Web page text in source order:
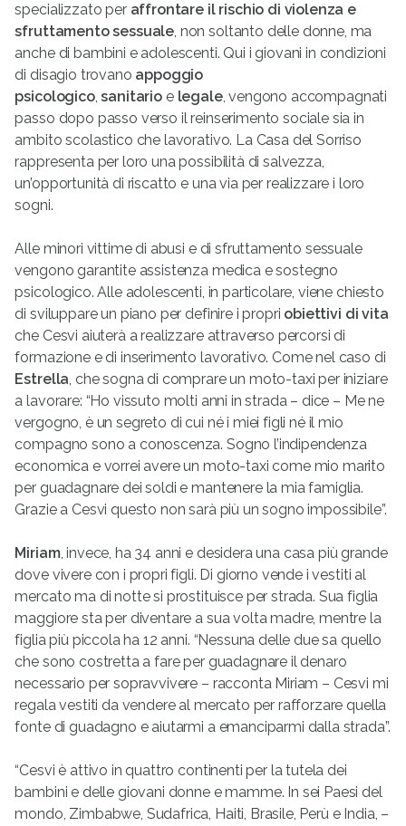
specializzato per affrontare il rischio di violenza e
sfruttamento sessuale, non soltanto delle donne, ma
anche di bambini e adolescenti. Qui i giovani in condizioni
di disagio trovano appoggio
psicologico,sanitarioe legale, vengono accompagnati
passo dopo passo verso il reinserimento sociale sia in
ambito scolastico che lavorativo. La Casa del Sorriso
rappresenta per loro una possibilità di salvezza,
un’opportunità di riscatto e una via per realizzare i loro
sogni.
Alle minori vittime di abusi e di sfruttamento sessuale
vengono garantite assistenza medica e sostegno
psicologico. Alle adolescenti, in particolare, viene chiesto
di sviluppare un piano per definire i propri obiettivi di vita
che Cesvi aiuterà a realizzare attraverso percorsi di
formazione e di inserimento lavorativo. Come nel caso di
Estrella, che sogna di comprare un moto-taxi per iniziare
a lavorare: “Ho vissuto molti anni in strada – dice – Me ne
vergogno, è un segreto di cui né i miei figli né il mio
compagno sono a conoscenza. Sogno l’indipendenza
economica e vorrei avere un moto-taxi come mio marito
per guadagnare dei soldi e mantenere la mia famiglia.
Grazie a Cesvi questo non sarà più un sogno impossibile”.
Miriam, invece, ha 34 anni e desidera una casa più grande
dove vivere con i propri figli. Di giorno vende i vestiti al
mercato ma di notte si prostituisce per strada. Sua figlia
maggiore sta per diventare a sua volta madre, mentre la
figlia più piccola ha 12 anni. “Nessuna delle due sa quello
che sono costretta a fare per guadagnare il denaro
necessario per sopravvivere – racconta Miriam – Cesvi mi
regala vestiti da vendere al mercato per rafforzare quella
fonte di guadagno e aiutarmi a emanciparmi dalla strada”.
“Cesvi è attivo in quattro continenti per la tutela dei
bambini e delle giovani donne e mamme. In sei Paesi del
mondo, Zimbabwe, Sudafrica, Haiti, Brasile, Perù e India, –